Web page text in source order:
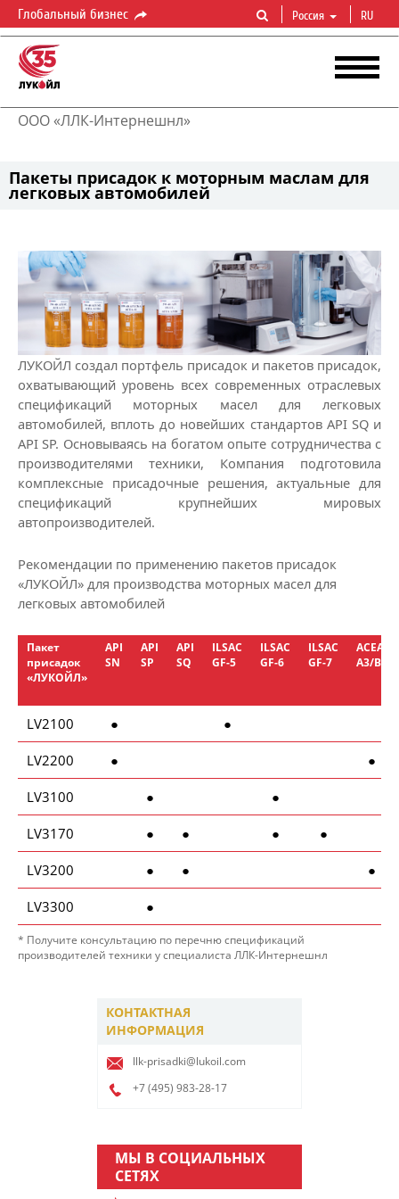
Глобальный бизнес Россия RU
ООО «ЛЛК-Интернешнл»
Пакеты присадок к моторным маслам для
легковых автомобилей
ЛУКОЙЛ создал портфель присадок и пакетов присадок,
охватывающий уровень всех современных отраслевых
спецификаций моторных масел для легковых
автомобилей, вплоть до новейших стандартов API SQ и
API SP. Основываясь на богатом опыте сотрудничества с
производителями техники, Компания подготовила
комплексные присадочные решения, актуальные для
спецификаций крупнейших мировых
автопроизводителей.
Рекомендации по применению пакетов присадок
«ЛУКОЙЛ» для производства моторных масел для
легковых автомобилей
Пакет
присадок
«ЛУКОЙЛ»
API
SN
API
SP
API
SQ
ILSAC
GF-5
ILSAC
GF-6
ILSAC
GF-7
ACEA
A3/B4
LV2100 ● ●
LV2200 ● ●
LV3100 ● ●
LV3170 ● ● ● ●
LV3200 ● ● ●
LV3300 ●
* Получите консультацию по перечню спецификаций
производителей техники у специалиста ЛЛК-Интернешнл
КОНТАКТНАЯ
ИНФОРМАЦИЯ
llk-prisadki@lukoil.com
+7 (495) 983-28-17
МЫ В СОЦИАЛЬНЫХ
СЕТЯХ